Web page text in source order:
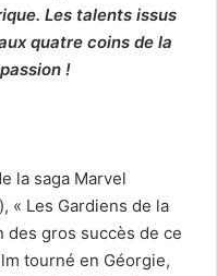
Les talents issus
quatre coins de la
!
la saga Marvel
« Les Gardiens de la
des gros succès de ce
tourné en Géorgie,